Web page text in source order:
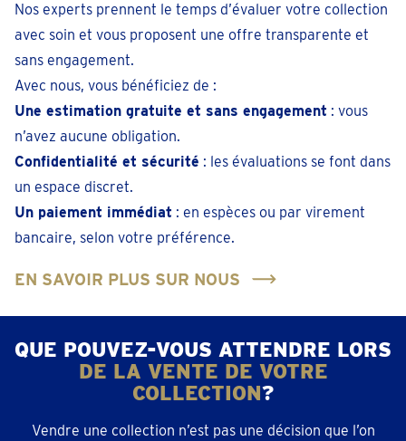
Nos experts prennent le temps d’évaluer votre collection
avec soin et vous proposent une offre transparente et
sans engagement.
Avec nous, vous bénéficiez de :
Une estimation gratuite et sans engagement : vous
n’avez aucune obligation.
Confidentialité et sécurité : les évaluations se font dans
un espace discret.
Un paiement immédiat : en espèces ou par virement
bancaire, selon votre préférence.
EN SAVOIR PLUS SUR NOUS
QUE POUVEZ-VOUS ATTENDRE LORS
DE LA VENTE DE VOTRE
COLLECTION?
Vendre une collection n’est pas une décision que l’on